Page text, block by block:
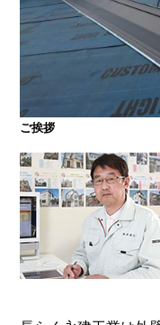
えの方は塗装専門
事業部へ。【電話
時土日対応】メー
付。『後悔しない
ご挨拶